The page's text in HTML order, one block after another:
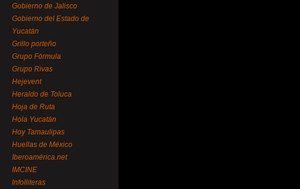
Gobierno de Jalisco
Gobierno del Estado de
Yucatán
Grillo porteño
Grupo Fórmula
Grupo Rivas
Hejevent
Heraldo de Toluca
Hoja de Ruta
Hola Yucatán
Hoy Tamaulipas
Huellas de México
Iberoamérica.net
IMCINE
Infolliteras